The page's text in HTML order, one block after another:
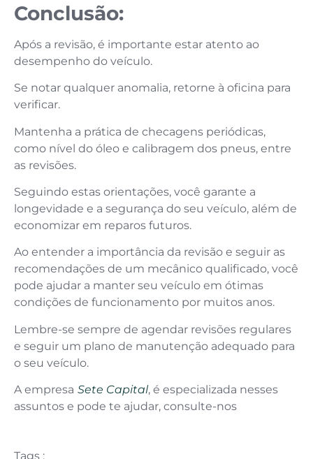
Conclusão:
Após a revisão, é importante estar atento ao
desempenho do veículo.
Se notar qualquer anomalia, retorne à oficina para
verificar.
Mantenha a prática de checagens periódicas,
como nível do óleo e calibragem dos pneus, entre
as revisões.
Seguindo estas orientações, você garante a
longevidade e a segurança do seu veículo, além de
economizar em reparos futuros.
Ao entender a importância da revisão e seguir as
recomendações de um mecânico qualificado, você
pode ajudar a manter seu veículo em ótimas
condições de funcionamento por muitos anos.
Lembre-se sempre de agendar revisões regulares
e seguir um plano de manutenção adequado para
o seu veículo.
A empresa Sete Capital, é especializada nesses
assuntos e pode te ajudar, consulte-nos
Tags :